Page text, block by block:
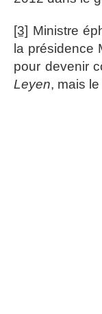
[3] Ministre
la présidence
pour devenir
Leyen, mais